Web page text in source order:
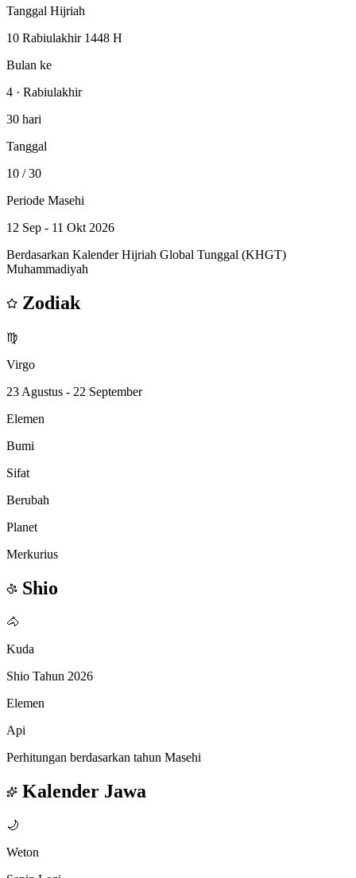
Tanggal Hijriah
10 Rabiulakhir 1448 H
Bulan ke
4 · Rabiulakhir
30 hari
Tanggal
10 / 30
Periode Masehi
12 Sep - 11 Okt 2026
Berdasarkan Kalender Hijriah Global Tunggal (KHGT)
Muhammadiyah
Zodiak
♍
Virgo
23 Agustus - 22 September
Elemen
Bumi
Sifat
Berubah
Planet
Merkurius
Shio
🐴
Kuda
Shio Tahun 2026
Elemen
Api
Perhitungan berdasarkan tahun Masehi
Kalender Jawa
🌙
Weton